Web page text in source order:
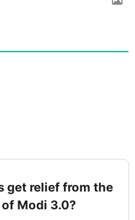
get relief from the
Modi 3.0?